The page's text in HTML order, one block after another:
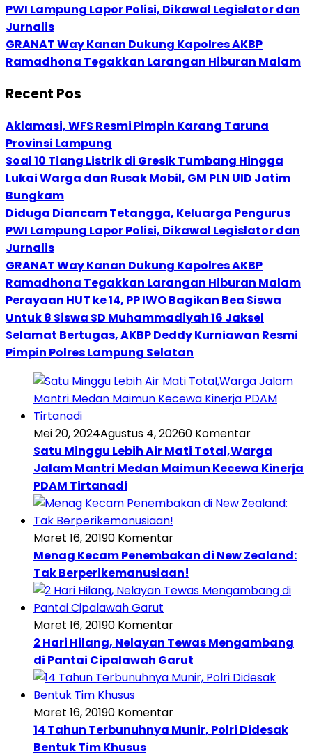
PWI Lampung Lapor Polisi, Dikawal Legislator dan
Jurnalis
GRANAT Way Kanan Dukung Kapolres AKBP
Ramadhona Tegakkan Larangan Hiburan Malam
Recent Pos
Aklamasi, WFS Resmi Pimpin Karang Taruna
Provinsi Lampung
Soal 10 Tiang Listrik di Gresik Tumbang Hingga
Lukai Warga dan Rusak Mobil, GM PLN UID Jatim
Bungkam
Diduga Diancam Tetangga, Keluarga Pengurus
PWI Lampung Lapor Polisi, Dikawal Legislator dan
Jurnalis
GRANAT Way Kanan Dukung Kapolres AKBP
Ramadhona Tegakkan Larangan Hiburan Malam
Perayaan HUT ke 14, PP IWO Bagikan Bea Siswa
Untuk 8 Siswa SD Muhammadiyah 16 Jaksel
Selamat Bertugas, AKBP Deddy Kurniawan Resmi
Pimpin Polres Lampung Selatan
Mei 20, 2024Agustus 4, 20260 Komentar
Satu Minggu Lebih Air Mati Total,Warga
Jalam Mantri Medan Maimun Kecewa Kinerja
PDAM Tirtanadi
Maret 16, 20190 Komentar
Menag Kecam Penembakan di New Zealand:
Tak Berperikemanusiaan!
Maret 16, 20190 Komentar
2 Hari Hilang, Nelayan Tewas Mengambang
di Pantai Cipalawah Garut
Maret 16, 20190 Komentar
14 Tahun Terbunuhnya Munir, Polri Didesak
Bentuk Tim Khusus